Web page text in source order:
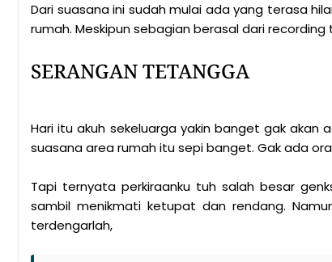
Dari suasana ini sudah mulai ada yang terasa
rumah. Meskipun sebagian berasal dari
SERANGAN TETANGGA
Hari itu akuh sekeluarga yakin banget gak akan
suasana area rumah itu sepi banget. Gak ada
Tapi ternyata perkiraanku tuh salah besar
sambil menikmati ketupat dan rendang.
terdengarlah,